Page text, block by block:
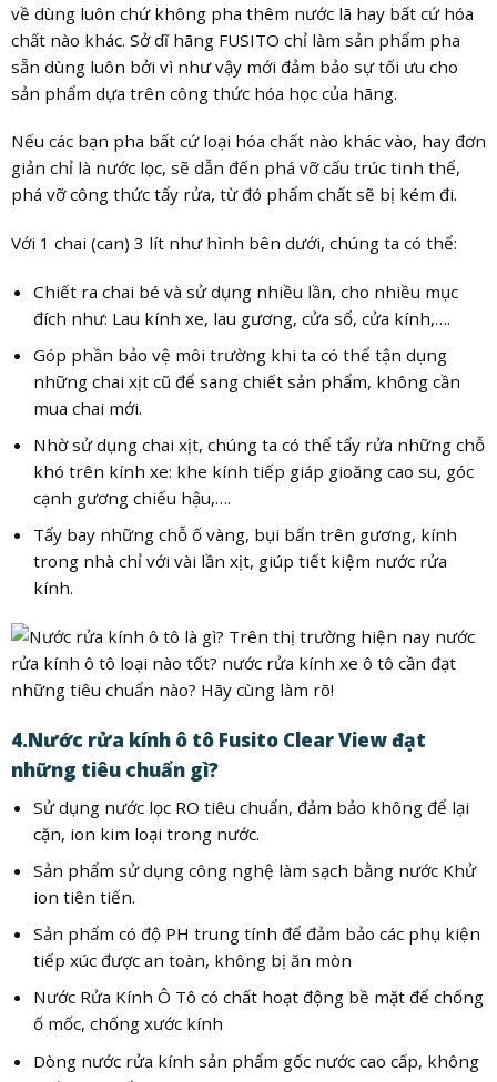
về dùng luôn chứ không pha thêm nước lã hay bất cứ hóa
chất nào khác. Sở dĩ hãng FUSITO chỉ làm sản phẩm pha
sẵn dùng luôn bởi vì như vậy mới đảm bảo sự tối ưu cho
sản phẩm dựa trên công thức hóa học của hãng.
Nếu các bạn pha bất cứ loại hóa chất nào khác vào, hay đơn
giản chỉ là nước lọc, sẽ dẫn đến phá vỡ cấu trúc tinh thể,
phá vỡ công thức tẩy rửa, từ đó phẩm chất sẽ bị kém đi.
Với 1 chai (can) 3 lít như hình bên dưới, chúng ta có thể:
Chiết ra chai bé và sử dụng nhiều lần, cho nhiều mục
đích như: Lau kính xe, lau gương, cửa sổ, cửa kính,….
Góp phần bảo vệ môi trường khi ta có thể tận dụng
những chai xịt cũ để sang chiết sản phẩm, không cần
mua chai mới.
Nhờ sử dụng chai xịt, chúng ta có thể tẩy rửa những chỗ
khó trên kính xe: khe kính tiếp giáp gioăng cao su, góc
cạnh gương chiếu hậu,….
Tẩy bay những chỗ ố vàng, bụi bẩn trên gương, kính
trong nhà chỉ với vài lần xịt, giúp tiết kiệm nước rửa
kính.
4.Nước rửa kính ô tô Fusito Clear View đạt
những tiêu chuẩn gì?
Sử dụng nước lọc RO tiêu chuẩn, đảm bảo không để lại
cặn, ion kim loại trong nước.
Sản phẩm sử dụng công nghệ làm sạch bằng nước Khử
ion tiên tiến.
Sản phẩm có độ PH trung tính để đảm bảo các phụ kiện
tiếp xúc được an toàn, không bị ăn mòn
Nước Rửa Kính Ô Tô có chất hoạt động bề mặt để chống
ố mốc, chống xước kính
Dòng nước rửa kính sản phẩm gốc nước cao cấp, không